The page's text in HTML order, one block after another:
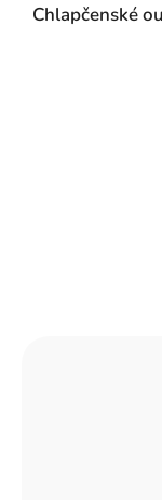
Chlapčenské